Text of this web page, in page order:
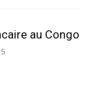
au Congo